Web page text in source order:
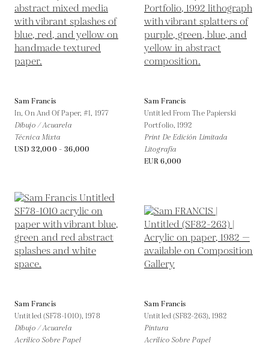
Sam Francis
In, On And Of Paper, #1, 1977
Dibujo / Acuarela
Técnica Mixta
USD 32,000 - 36,000
Sam Francis
Untitled From The Papierski
Portfolio,1992
Print De Edición Limitada
Litografía
EUR 6,000
Sam Francis
Untitled (SF78-1010),1978
Dibujo / Acuarela
Acrílico Sobre Papel
Sam Francis
Untitled (SF82-263),1982
Pintura
Acrílico Sobre Papel